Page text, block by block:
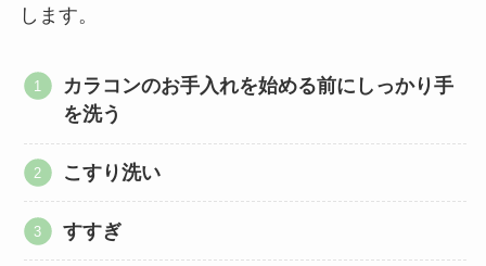
します。
カラコンのお手入れを始める前にしっかり手
を洗う
こすり洗い
すすぎ